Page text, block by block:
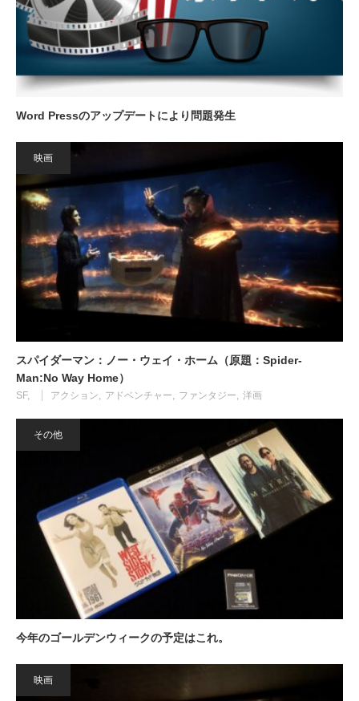
Word Pressのアップデートにより問題発生
映画
スパイダーマン：ノー・ウェイ・ホーム（原題：Spider-
Man:No Way Home）
SF アクション アドベンチャー ファンタジー 洋画
その他
今年のゴールデンウィークの予定はこれ。
映画